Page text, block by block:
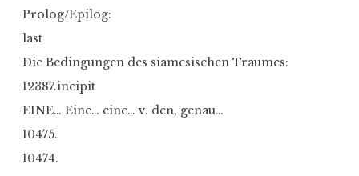
Prolog/Epilog:
last
Die Bedingungen des siamesischen Traumes:
12387.incipit
EINE… Eine… eine… v. den, genau…
10475.
10474.